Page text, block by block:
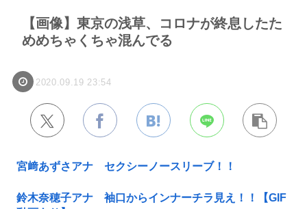
【画像】東京の浅草、コロナが終息したた
めめちゃくちゃ混んでる
2020.09.19 23:54
宮﨑あずさアナ セクシーノースリーブ！！
鈴木奈穂子アナ 袖口からインナーチラ見え！！【GIF